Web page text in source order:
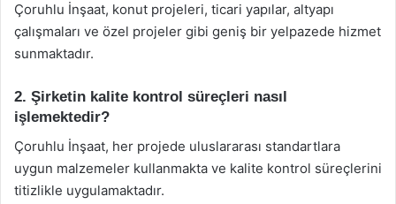
Çoruhlu İnşaat, konut projeleri, ticari yapılar, altyapı
çalışmaları ve özel projeler gibi geniş bir yelpazede hizmet
sunmaktadır.
2. Şirketin kalite kontrol süreçleri nasıl
işlemektedir?
Çoruhlu İnşaat, her projede uluslararası standartlara
uygun malzemeler kullanmakta ve kalite kontrol süreçlerini
titizlikle uygulamaktadır.